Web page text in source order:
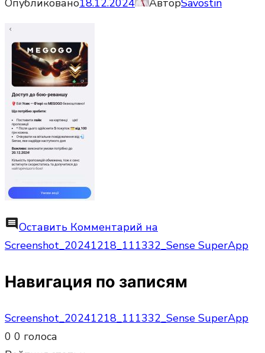
Опубликовано18.12.2024 АвторSavostin
commentОставить Комментарий на
Screenshot_20241218_111332_Sense SuperApp
Навигация по записям
Screenshot_20241218_111332_Sense SuperApp
0 0 голоса